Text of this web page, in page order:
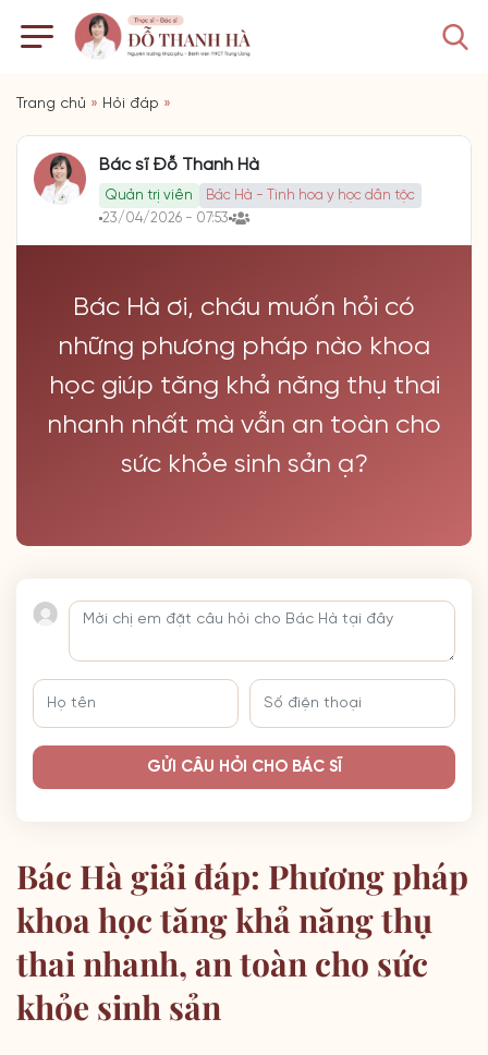
Trang chủ » Hỏi đáp »
Bác sĩ Đỗ Thanh Hà
Quản trị viên
Bác Hà - Tinh hoa y học dân tộc
23/04/2026 - 07:53
Bác Hà ơi, cháu muốn hỏi có
những phương pháp nào khoa
học giúp tăng khả năng thụ thai
nhanh nhất mà vẫn an toàn cho
sức khỏe sinh sản ạ?
GỬI CÂU HỎI CHO BÁC SĨ
Bác Hà giải đáp: Phương pháp
khoa học tăng khả năng thụ
thai nhanh, an toàn cho sức
khỏe sinh sản